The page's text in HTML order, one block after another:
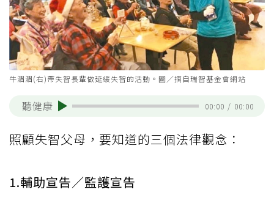
牛湄湄(右)帶失智長輩做延緩失智的活動。圖／摘自瑞智基金會網站
聽健康 00:00 / 00:00
照顧失智父母，要知道的三個法律觀念：
1.輔助宣告／監護宣告